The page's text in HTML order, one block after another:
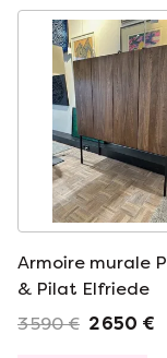
Armoire murale
& Pilat Elfriede
3 590 € 2 650 €